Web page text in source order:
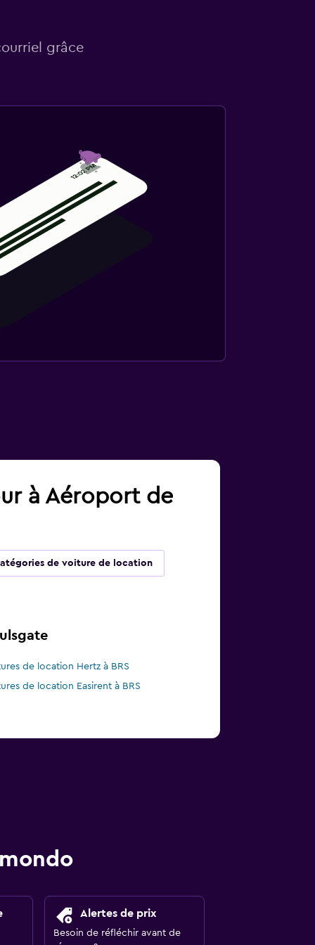
grâce
à Aéroport de
de voiture de location
de location Hertz à BRS
de location Easirent à BRS
Alertes de prix
Besoin de réfléchir avant de